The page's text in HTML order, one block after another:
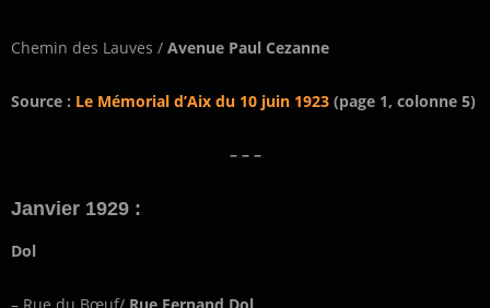
Chemin des Lauves / Avenue Paul Cezanne
Source : Le Mémorial d’Aix du 10 juin 1923 (page 1, colonne 5)
– – –
Janvier 1929 :
Dol